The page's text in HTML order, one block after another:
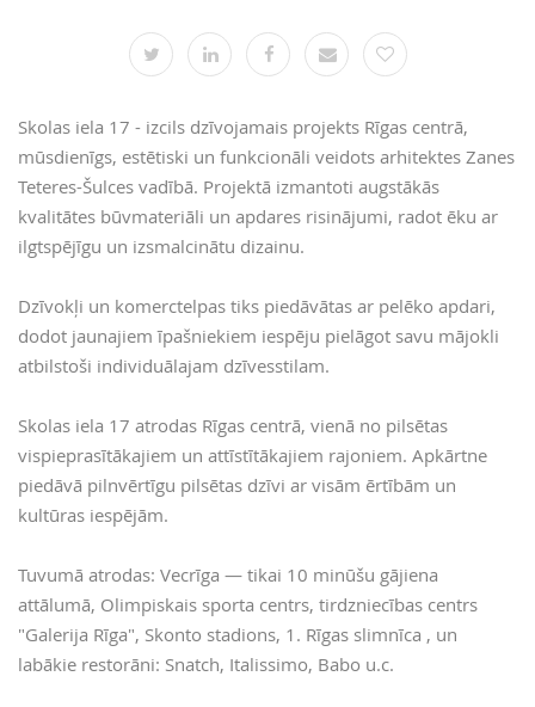
Skolas iela 17 - izcils dzīvojamais projekts Rīgas centrā,
mūsdienīgs, estētiski un funkcionāli veidots arhitektes Zanes
Teteres-Šulces vadībā. Projektā izmantoti augstākās
kvalitātes būvmateriāli un apdares risinājumi, radot ēku ar
ilgtspējīgu un izsmalcinātu dizainu.
Dzīvokļi un komerctelpas tiks piedāvātas ar pelēko apdari,
dodot jaunajiem īpašniekiem iespēju pielāgot savu mājokli
atbilstoši individuālajam dzīvesstilam.
Skolas iela 17 atrodas Rīgas centrā, vienā no pilsētas
vispieprasītākajiem un attīstītākajiem rajoniem. Apkārtne
piedāvā pilnvērtīgu pilsētas dzīvi ar visām ērtībām un
kultūras iespējām.
Tuvumā atrodas: Vecrīga — tikai 10 minūšu gājiena
attālumā, Olimpiskais sporta centrs, tirdzniecības centrs
"Galerija Rīga", Skonto stadions, 1. Rīgas slimnīca , un
labākie restorāni: Snatch, Italissimo, Babo u.c.